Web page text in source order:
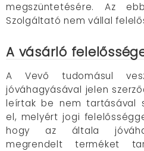
megszüntetésére. Az
Szolgáltató nem vállal
A vásárló
A Vevő tudomásul
jóváhagyásával jelen
leírtak be nem tartásával
el, melyért jogi
hogy az általa
megrendelt terméket